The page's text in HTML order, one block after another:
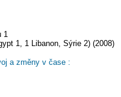
1
1, 1 Libanon, Sýrie 2) (2008)
a změny v čase :